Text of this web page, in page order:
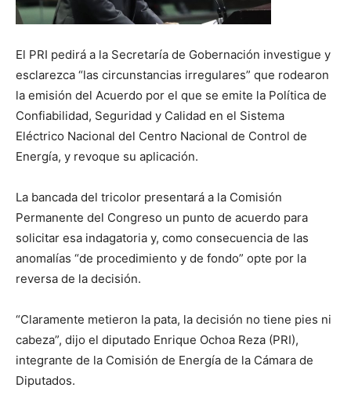
El PRI pedirá a la Secretaría de Gobernación investigue y
esclarezca “las circunstancias irregulares” que rodearon
la emisión del Acuerdo por el que se emite la Política de
Confiabilidad, Seguridad y Calidad en el Sistema
Eléctrico Nacional del Centro Nacional de Control de
Energía, y revoque su aplicación.
La bancada del tricolor presentará a la Comisión
Permanente del Congreso un punto de acuerdo para
solicitar esa indagatoria y, como consecuencia de las
anomalías “de procedimiento y de fondo” opte por la
reversa de la decisión.
“Claramente metieron la pata, la decisión no tiene pies ni
cabeza”, dijo el diputado Enrique Ochoa Reza (PRI),
integrante de la Comisión de Energía de la Cámara de
Diputados.